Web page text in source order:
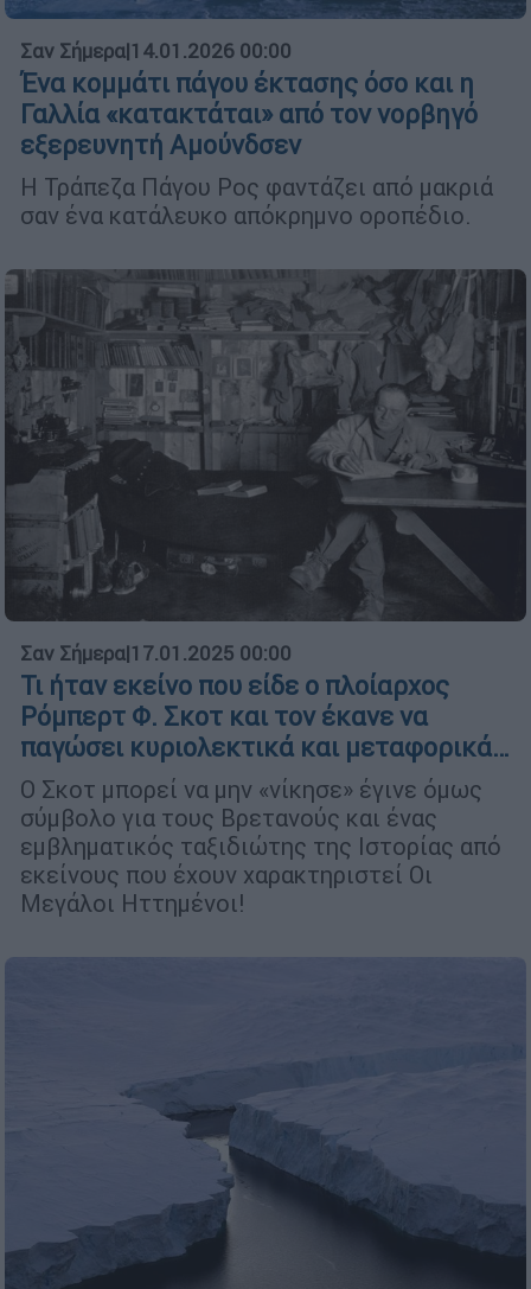
Σαν Σήμερα|14.01.2026 00:00
Ένα κομμάτι πάγου έκτασης όσο και η
Γαλλία «κατακτάται» από τον νορβηγό
εξερευνητή Αμούνδσεν
Η Τράπεζα Πάγου Ρος φαντάζει από μακριά
σαν ένα κατάλευκο απόκρημνο οροπέδιο.
Σαν Σήμερα|17.01.2025 00:00
Τι ήταν εκείνο που είδε ο πλοίαρχος
Ρόμπερτ Φ. Σκοτ και τον έκανε να
παγώσει κυριολεκτικά και μεταφορικά…
Ο Σκοτ μπορεί να μην «νίκησε» έγινε όμως
σύμβολο για τους Βρετανούς και ένας
εμβληματικός ταξιδιώτης της Ιστορίας από
εκείνους που έχουν χαρακτηριστεί Οι
Μεγάλοι Ηττημένοι!